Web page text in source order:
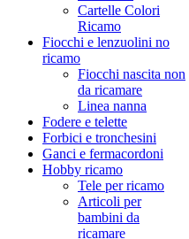
Cartelle Colori
Ricamo
Fiocchi e lenzuolini no
ricamo
Fiocchi nascita non
da ricamare
Linea nanna
Fodere e telette
Forbici e tronchesini
Ganci e fermacordoni
Hobby ricamo
Tele per ricamo
Articoli per
bambini da
ricamare